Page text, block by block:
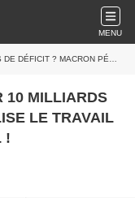
MENU
LE TRAVAIL POUR ÉPARGNER LE CAPITAL !
10 MILLIARDS
LE TRAVAIL
!